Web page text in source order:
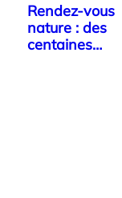
Rendez-vous
nature : des
centaines